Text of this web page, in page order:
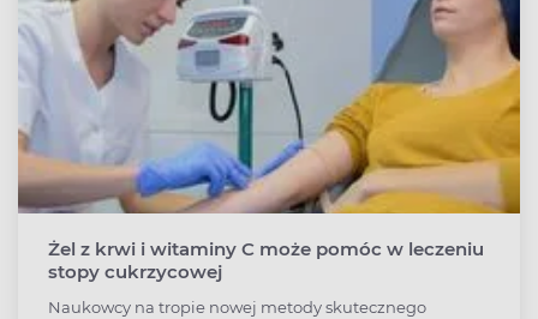
Żel z krwi i witaminy C może pomóc w leczeniu
stopy cukrzycowej
Naukowcy na tropie nowej metody skutecznego